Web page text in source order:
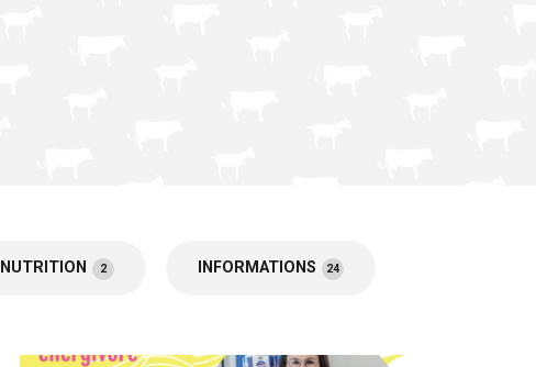
2 INFORMATIONS 24